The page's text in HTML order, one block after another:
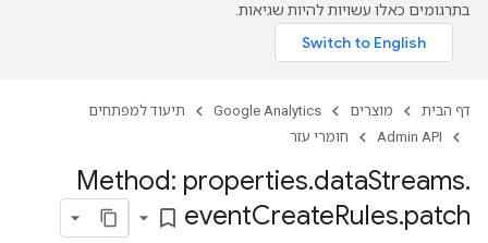
בתרגומים כאלו עשויות להיות שגיאות.
דף הבית מוצרים Google Analytics
תיעוד למפתחים
Admin API
חומרי עזר
Method: properties.dataStreams.
eventCreateRules.patch
bookmark_border